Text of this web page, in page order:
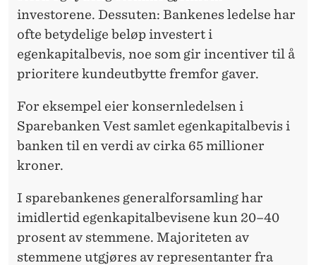
investorene. Dessuten: Bankenes ledelse har
ofte betydelige beløp investert i
egenkapitalbevis, noe som gir incentiver til å
prioritere kundeutbytte fremfor gaver.
For eksempel eier konsernledelsen i
Sparebanken Vest samlet egenkapitalbevis i
banken til en verdi av cirka 65 millioner
kroner.
I sparebankenes generalforsamling har
imidlertid egenkapitalbevisene kun 20–40
prosent av stemmene. Majoriteten av
stemmene utgjøres av representanter fra